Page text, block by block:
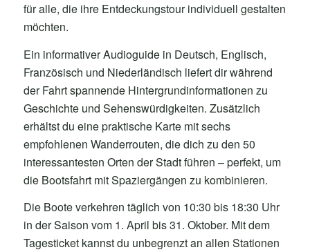
für alle, die ihre Entdeckungstour individuell gestalten
möchten.
Ein informativer Audioguide in Deutsch, Englisch,
Französisch und Niederländisch liefert dir während
der Fahrt spannende Hintergrundinformationen zu
Geschichte und Sehenswürdigkeiten. Zusätzlich
erhältst du eine praktische Karte mit sechs
empfohlenen Wanderrouten, die dich zu den 50
interessantesten Orten der Stadt führen – perfekt, um
die Bootsfahrt mit Spaziergängen zu kombinieren.
Die Boote verkehren täglich von 10:30 bis 18:30 Uhr
in der Saison vom 1. April bis 31. Oktober. Mit dem
Tagesticket kannst du unbegrenzt an allen Stationen